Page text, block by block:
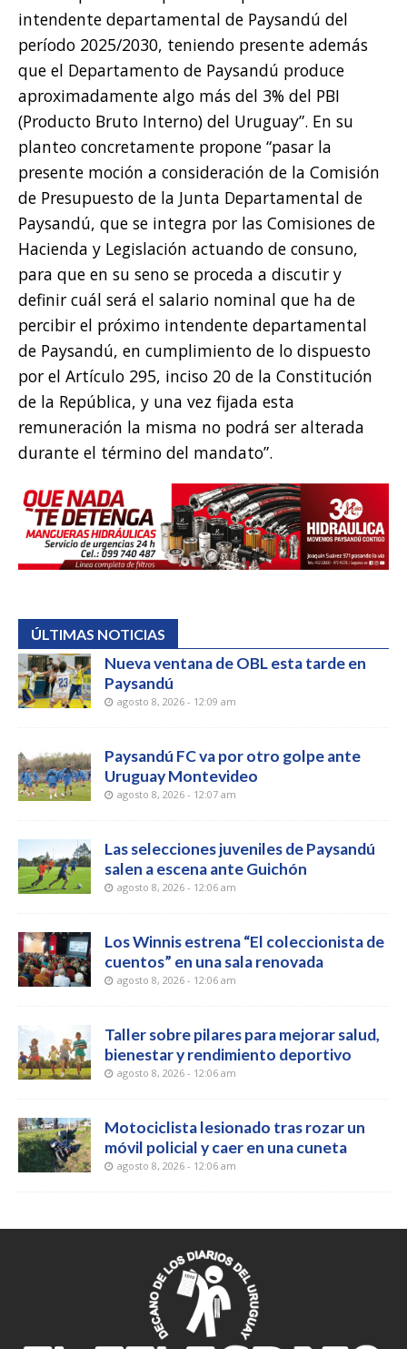
intendente departamental de Paysandú del
período 2025/2030, teniendo presente además
que el Departamento de Paysandú produce
aproximadamente algo más del 3% del PBI
(Producto Bruto Interno) del Uruguay”. En su
planteo concretamente propone “pasar la
presente moción a consideración de la Comisión
de Presupuesto de la Junta Departamental de
Paysandú, que se integra por las Comisiones de
Hacienda y Legislación actuando de consuno,
para que en su seno se proceda a discutir y
definir cuál será el salario nominal que ha de
percibir el próximo intendente departamental
de Paysandú, en cumplimiento de lo dispuesto
por el Artículo 295, inciso 20 de la Constitución
de la República, y una vez fijada esta
remuneración la misma no podrá ser alterada
durante el término del mandato”.
ÚLTIMAS NOTICIAS
Nueva ventana de OBL esta tarde en
Paysandú
agosto 8, 2026 - 12:09 am
Paysandú FC va por otro golpe ante
Uruguay Montevideo
agosto 8, 2026 - 12:07 am
Las selecciones juveniles de Paysandú
salen a escena ante Guichón
agosto 8, 2026 - 12:06 am
Los Winnis estrena “El coleccionista de
cuentos” en una sala renovada
agosto 8, 2026 - 12:06 am
Taller sobre pilares para mejorar salud,
bienestar y rendimiento deportivo
agosto 8, 2026 - 12:06 am
Motociclista lesionado tras rozar un
móvil policial y caer en una cuneta
agosto 8, 2026 - 12:06 am